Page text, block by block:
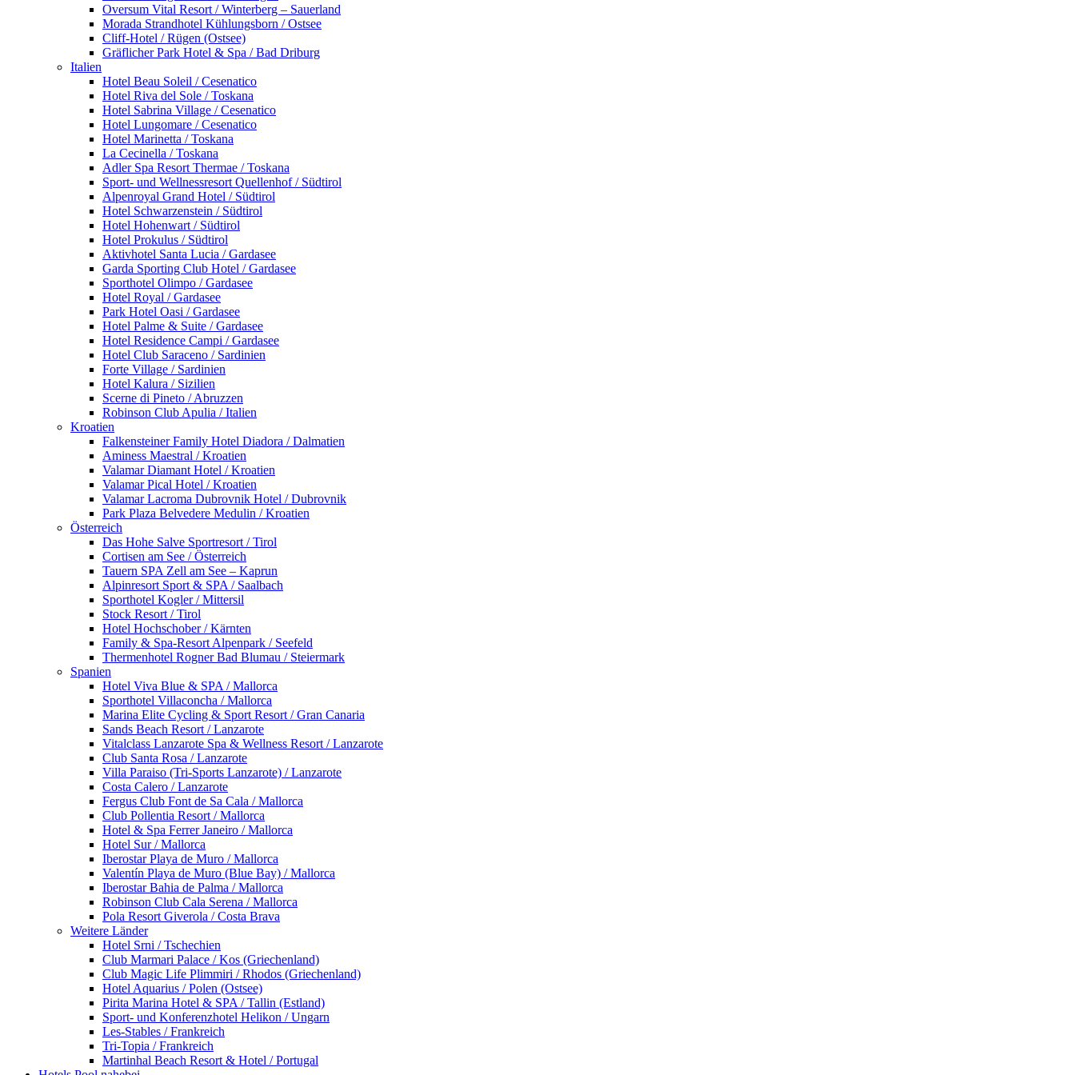
Oversum Vital Resort / Winterberg – Sauerland
Morada Strandhotel Kühlungsborn / Ostsee
Cliff-Hotel / Rügen (Ostsee)
Gräflicher Park Hotel & Spa / Bad Driburg
Italien
Hotel Beau Soleil / Cesenatico
Hotel Riva del Sole / Toskana
Hotel Sabrina Village / Cesenatico
Hotel Lungomare / Cesenatico
Hotel Marinetta / Toskana
La Cecinella / Toskana
Adler Spa Resort Thermae / Toskana
Sport- und Wellnessresort Quellenhof / Südtirol
Alpenroyal Grand Hotel / Südtirol
Hotel Schwarzenstein / Südtirol
Hotel Hohenwart / Südtirol
Hotel Prokulus / Südtirol
Aktivhotel Santa Lucia / Gardasee
Garda Sporting Club Hotel / Gardasee
Sporthotel Olimpo / Gardasee
Hotel Royal / Gardasee
Park Hotel Oasi / Gardasee
Hotel Palme & Suite / Gardasee
Hotel Residence Campi / Gardasee
Hotel Club Saraceno / Sardinien
Forte Village / Sardinien
Hotel Kalura / Sizilien
Scerne di Pineto / Abruzzen
Robinson Club Apulia / Italien
Kroatien
Falkensteiner Family Hotel Diadora / Dalmatien
Aminess Maestral / Kroatien
Valamar Diamant Hotel / Kroatien
Valamar Pical Hotel / Kroatien
Valamar Lacroma Dubrovnik Hotel / Dubrovnik
Park Plaza Belvedere Medulin / Kroatien
Österreich
Das Hohe Salve Sportresort / Tirol
Cortisen am See / Österreich
Tauern SPA Zell am See – Kaprun
Alpinresort Sport & SPA / Saalbach
Sporthotel Kogler / Mittersil
Stock Resort / Tirol
Hotel Hochschober / Kärnten
Family & Spa-Resort Alpenpark / Seefeld
Thermenhotel Rogner Bad Blumau / Steiermark
Spanien
Hotel Viva Blue & SPA / Mallorca
Sporthotel Villaconcha / Mallorca
Marina Elite Cycling & Sport Resort / Gran Canaria
Sands Beach Resort / Lanzarote
Vitalclass Lanzarote Spa & Wellness Resort / Lanzarote
Club Santa Rosa / Lanzarote
Villa Paraiso (Tri-Sports Lanzarote) / Lanzarote
Costa Calero / Lanzarote
Fergus Club Font de Sa Cala / Mallorca
Club Pollentia Resort / Mallorca
Hotel & Spa Ferrer Janeiro / Mallorca
Hotel Sur / Mallorca
Iberostar Playa de Muro / Mallorca
Valentín Playa de Muro (Blue Bay) / Mallorca
Iberostar Bahia de Palma / Mallorca
Robinson Club Cala Serena / Mallorca
Pola Resort Giverola / Costa Brava
Weitere Länder
Hotel Srni / Tschechien
Club Marmari Palace / Kos (Griechenland)
Club Magic Life Plimmiri / Rhodos (Griechenland)
Hotel Aquarius / Polen (Ostsee)
Pirita Marina Hotel & SPA / Tallin (Estland)
Sport- und Konferenzhotel Helikon / Ungarn
Les-Stables / Frankreich
Tri-Topia / Frankreich
Martinhal Beach Resort & Hotel / Portugal